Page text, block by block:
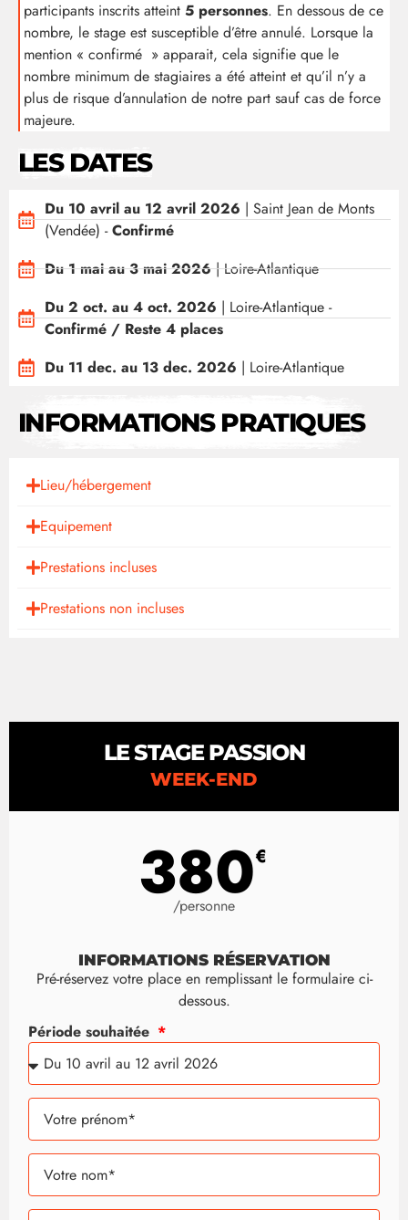
participants inscrits atteint5 personnes. En dessous de ce
nombre, le stage est susceptible d’être annulé. Lorsque la
mention « confirmé » apparait, cela signifie que le
nombre minimum de stagiaires a été atteint et qu’il n’y a
plus de risque d’annulation de notre part sauf cas de force
majeure.
LES DATES
Du 10 avril au 12 avril 2026 | Saint Jean de Monts
(Vendée) -Confirmé
Du 1 mai au 3 mai 2026| Loire-Atlantique
Du 2 oct. au 4 oct. 2026 | Loire-Atlantique -
Confirmé / Reste 4 places
Du 11 dec. au 13 dec. 2026 | Loire-Atlantique
INFORMATIONS PRATIQUES
Lieu/hébergement
Equipement
Prestations incluses
Prestations non incluses
LE STAGE PASSION
WEEK-END
380€
/personne
INFORMATIONS RÉSERVATION
Pré-réservez votre place en remplissant le formulaire ci-
dessous.
Période souhaitée